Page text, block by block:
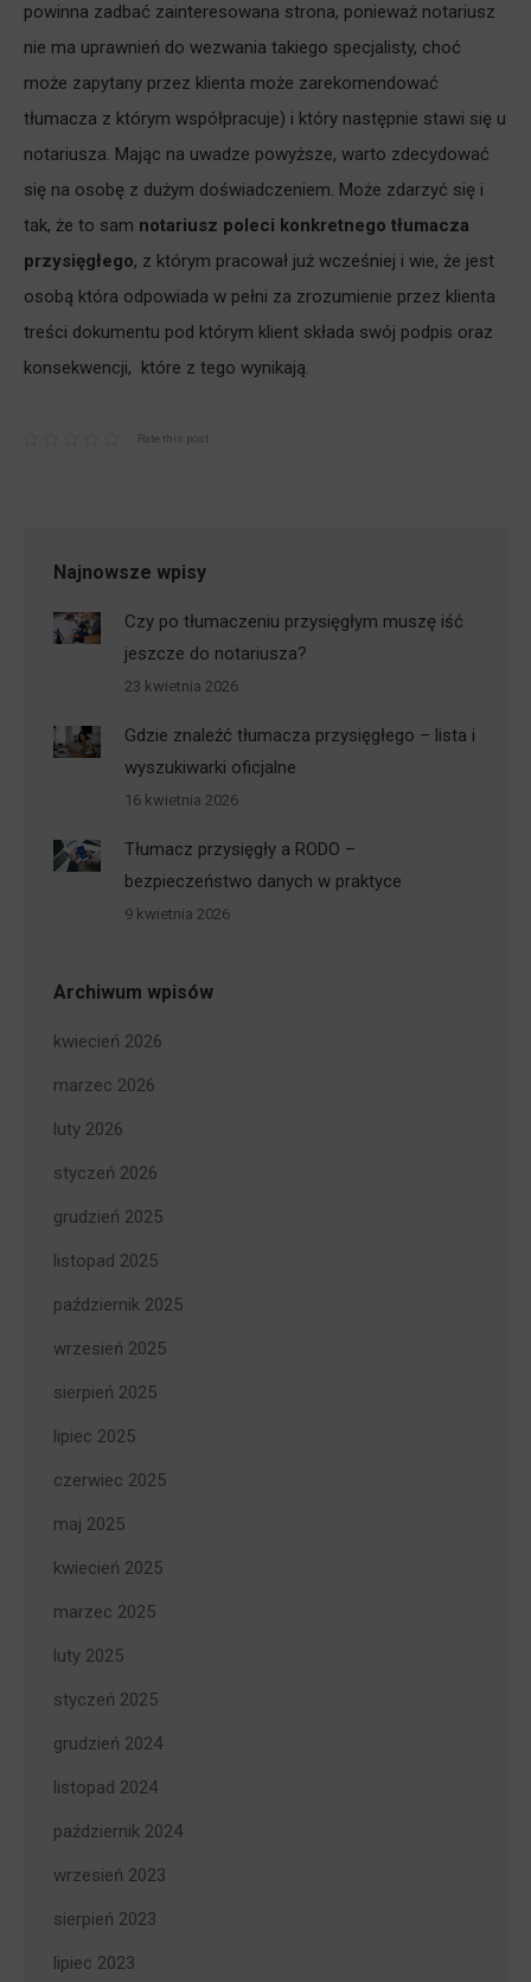
powinna zadbać zainteresowana strona, ponieważ notariusz
nie ma uprawnień do wezwania takiego specjalisty, choć
może zapytany przez klienta może zarekomendować
tłumacza z którym współpracuje) i który następnie stawi się u
notariusza. Mając na uwadze powyższe, warto zdecydować
się na osobę z dużym doświadczeniem. Może zdarzyć się i
tak, że to sam notariusz poleci konkretnego tłumacza
przysięgłego, z którym pracował już wcześniej i wie, że jest
osobą która odpowiada w pełni za zrozumienie przez klienta
treści dokumentu pod którym klient składa swój podpis oraz
konsekwencji, które z tego wynikają.
Rate this post
Najnowsze wpisy
Czy po tłumaczeniu przysięgłym muszę iść
jeszcze do notariusza?
23 kwietnia 2026
Gdzie znaleźć tłumacza przysięgłego – lista i
wyszukiwarki oficjalne
16 kwietnia 2026
Tłumacz przysięgły a RODO –
bezpieczeństwo danych w praktyce
9 kwietnia 2026
Archiwum wpisów
kwiecień 2026
marzec 2026
luty 2026
styczeń 2026
grudzień 2025
listopad 2025
październik 2025
wrzesień 2025
sierpień 2025
lipiec 2025
czerwiec 2025
maj 2025
kwiecień 2025
marzec 2025
luty 2025
styczeń 2025
grudzień 2024
listopad 2024
październik 2024
wrzesień 2023
sierpień 2023
lipiec 2023